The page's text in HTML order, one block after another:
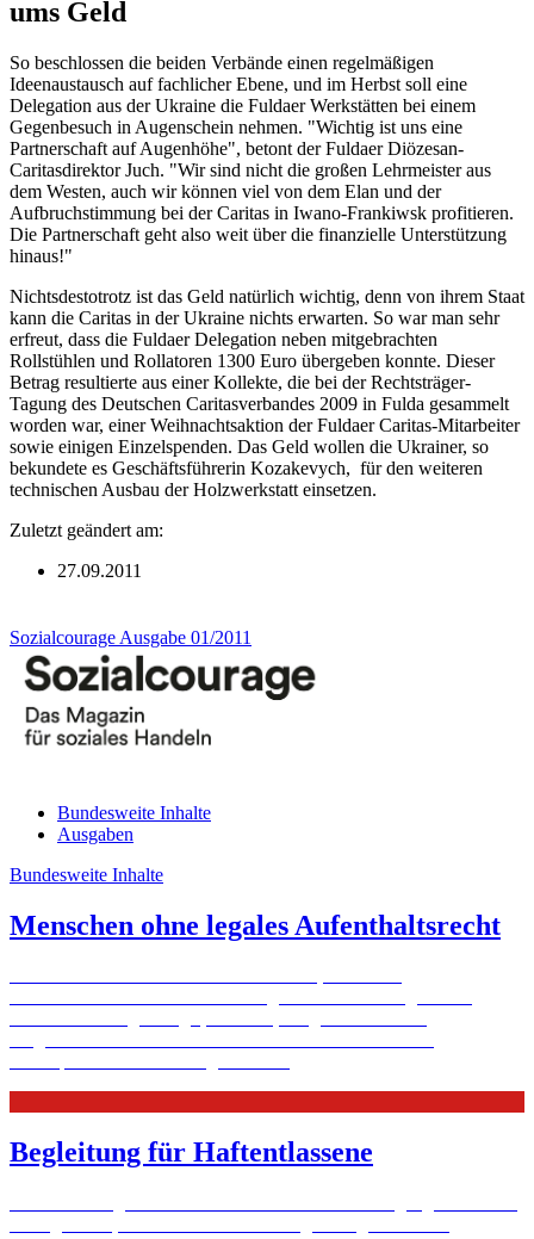
ums Geld
So beschlossen die beiden Verbände einen regelmäßigen
Ideenaustausch auf fachlicher Ebene, und im Herbst soll eine
Delegation aus der Ukraine die Fuldaer Werkstätten bei einem
Gegenbesuch in Augenschein nehmen. "Wichtig ist uns eine
Partnerschaft auf Augenhöhe", betont der Fuldaer Diözesan-
Caritasdirektor Juch. "Wir sind nicht die großen Lehrmeister aus
dem Westen, auch wir können viel von dem Elan und der
Aufbruchstimmung bei der Caritas in Iwano-Frankiwsk profitieren.
Die Partnerschaft geht also weit über die finanzielle Unterstützung
hinaus!"
Nichtsdestotrotz ist das Geld natürlich wichtig, denn von ihrem Staat
kann die Caritas in der Ukraine nichts erwarten. So war man sehr
erfreut, dass die Fuldaer Delegation neben mitgebrachten
Rollstühlen und Rollatoren 1300 Euro übergeben konnte. Dieser
Betrag resultierte aus einer Kollekte, die bei der Rechtsträger-
Tagung des Deutschen Caritasverbandes 2009 in Fulda gesammelt
worden war, einer Weihnachtsaktion der Fuldaer Caritas-Mitarbeiter
sowie einigen Einzelspenden. Das Geld wollen die Ukrainer, so
bekundete es Geschäftsführerin Kozakevych, für den weiteren
technischen Ausbau der Holzwerkstatt einsetzen.
Zuletzt geändert am:
27.09.2011
Sozialcourage Ausgabe 01/2011
Bundesweite Inhalte
Ausgaben
Bundesweite Inhalte
Menschen ohne legales Aufenthaltsrecht
Begleitung für Haftentlassene